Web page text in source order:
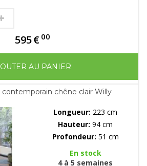
595€ 00
AU PANIER
chêne clair Willy
Longueur: 223 cm
Hauteur: 94 cm
Profondeur: 51 cm
En stock
4 à 5 semaines